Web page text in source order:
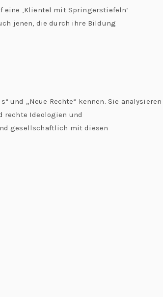
eine ‚Klientel mit Springerstiefeln‘
jenen, die durch ihre Bildung
und „Neue Rechte“ kennen. Sie analysieren
rechte Ideologien und
gesellschaftlich mit diesen